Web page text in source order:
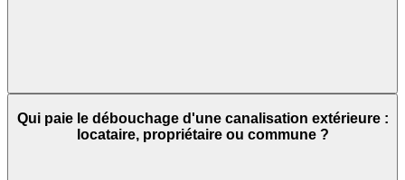
Qui paie le débouchage d'une canalisation extérieure :
locataire, propriétaire ou commune ?